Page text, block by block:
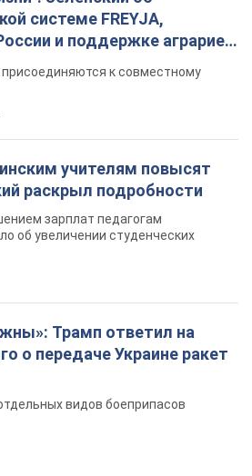
раскрыл подробности
зарплат педагогам
о передаче Украине ракет
видов боеприпасов